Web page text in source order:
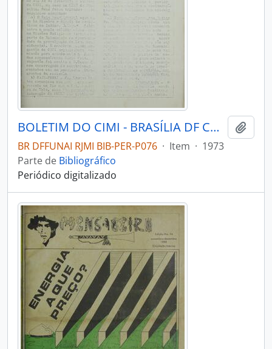
BOLETIM DO CIMI - BRASÍLIA DF CONSELHO INDIGENISTA MISSIONÁRIO - 1973 - Nº08
BR DFFUNAI RJMI BIB-PER-P076 · Item · 1973
Parte de Bibliográfico
Periódico digitalizado